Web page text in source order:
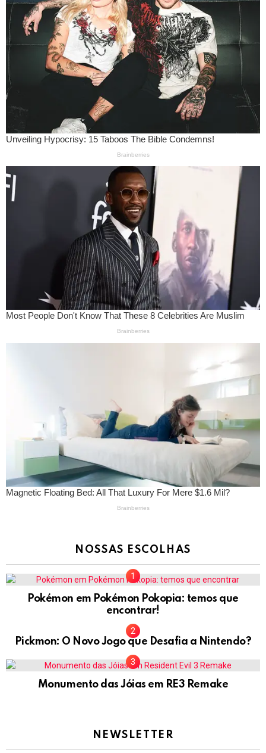
NOSSAS ESCOLHAS
Pokémon em Pokémon Pokopia: temos que
encontrar!
Pickmon: O Novo Jogo que Desafia a Nintendo?
Monumento das Jóias em RE3 Remake
NEWSLETTER